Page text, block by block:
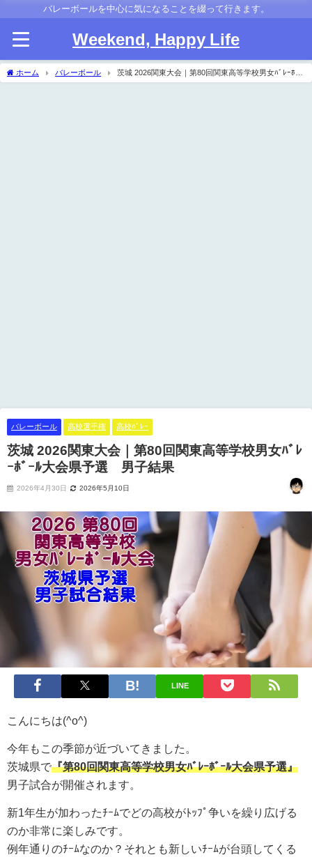
バレーボールを中心に気になることを綴って行きます。
Weekend, Happy Life
ホーム バレーボール
茨城 2026関東大会｜第80回関東高等学校男女ﾊﾞﾚｰﾎﾞｰ
ﾙ大会県予選 男子結果
バレーボール 高校選手権 高校ﾊﾞﾚｰ
茨城 2026関東大会｜第80回関東高等学校男女ﾊﾞﾚ
ｰﾎﾞｰﾙ大会県予選 男子結果
2026年4月30日 2026年5月10日
LINE
こんにちは(^o^)
今年もこの季節が近づいてきました。
茨城県で『第80回関東高等学校男女ﾊﾞﾚｰﾎﾞｰﾙ大会県予選』
男子試合が開催されます。
新1年生が加わったﾁｰﾑでどの高校がﾄｯﾌﾟ争いを繰り広げる
のか非常に楽しみです。
例年通りのﾁｰﾑなのか？それとも新しいﾁｰﾑが台頭してくる